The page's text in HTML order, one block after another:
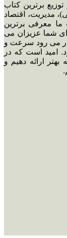
برترین کتاب
مدیریت، اقتصاد
ما معرفی برترین
شما عزیزان می
می رود سرعت و
امید است که در
ارائه دهیم و